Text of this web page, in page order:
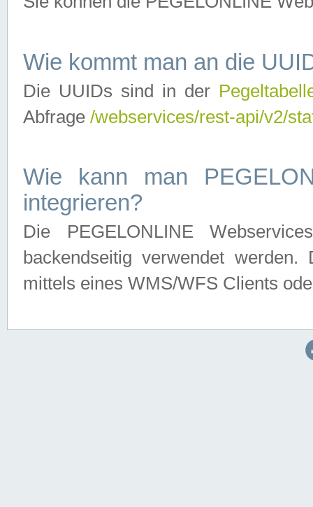
Wie kommt man an die
Die UUIDs sind in der
Abfrage /webservices/rest-api/v2/
Wie kann man
integrieren?
Die PEGELONLINE
backendseitig verwendet
mittels eines WMS/WFS Clients